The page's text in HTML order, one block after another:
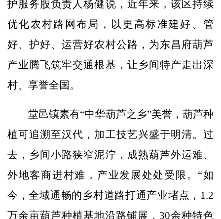
护服务股负责人杨健说，近年来，该区持续
优化农村路网布局，以更高标准建好、管
好、护好、运营好农村公路，为东昌府葫芦
产业腾飞筑牢交通根基，让乡间特产走出深
村、享誉全国。
堂邑镇素有“中华葫芦之乡”美誉，葫芦种
植可追溯至汉代，加工技艺兴盛于明清。过
去，乡间小路狭窄泥泞，成熟葫芦外运难、
外地客商进村难，产业发展处处受限。“如
今，全域通畅的乡村道路打通产业堵点，1.2
万余亩葫芦种植基地沿路铺展，30余种特色